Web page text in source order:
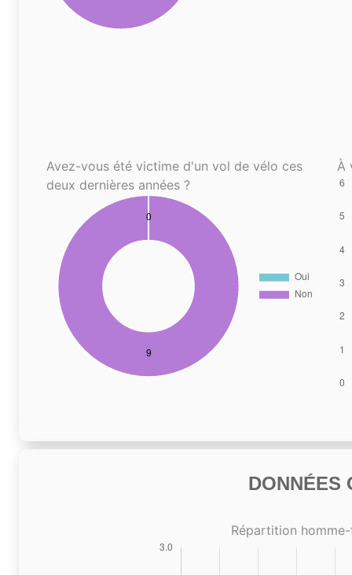
Avez-vous été victime d'un vol de vélo ces
deux dernières années ?
À
DONNÉES
Répartition